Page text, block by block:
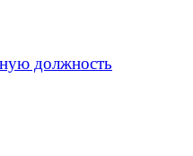
должность